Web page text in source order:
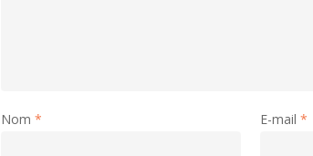
Nom * E-mail*